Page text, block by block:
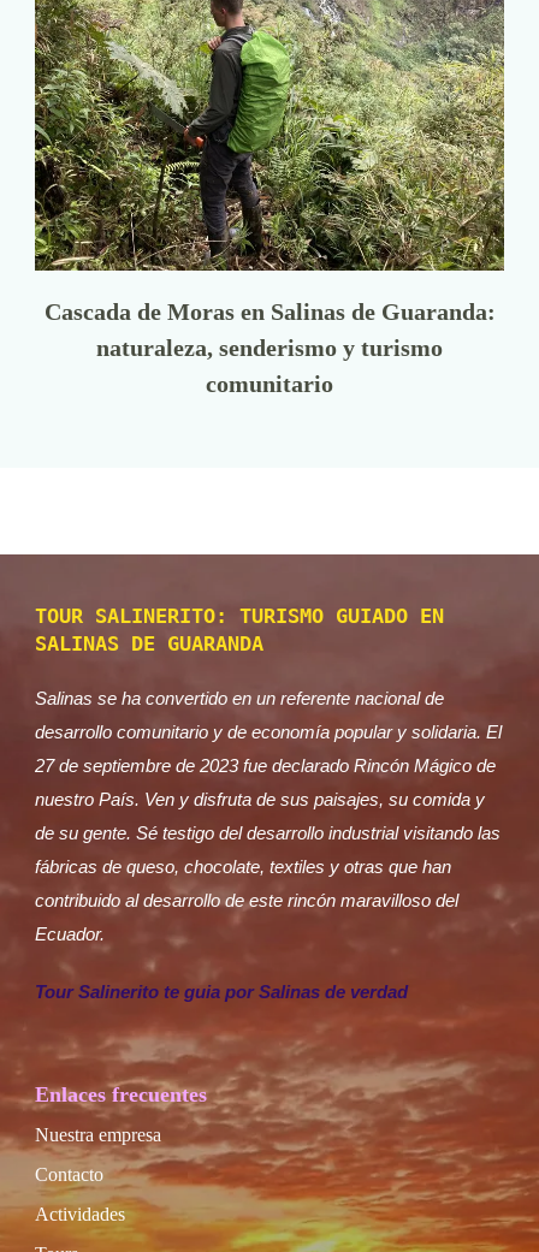
Cascada de Moras en Salinas de Guaranda:
naturaleza, senderismo y turismo
comunitario
TOUR SALINERITO: TURISMO GUIADO EN
SALINAS DE GUARANDA
Salinas se ha convertido en un referente nacional de
desarrollo comunitario y de economía popular y solidaria. El
27 de septiembre de 2023 fue declarado Rincón Mágico de
nuestro País. Ven y disfruta de sus paisajes, su comida y
de su gente. Sé testigo del desarrollo industrial visitando las
fábricas de queso, chocolate, textiles y otras que han
contribuido al desarrollo de este rincón maravilloso del
Ecuador.
Tour Salinerito te guia por Salinas de verdad
Enlaces frecuentes
Nuestra empresa
Contacto
Actividades